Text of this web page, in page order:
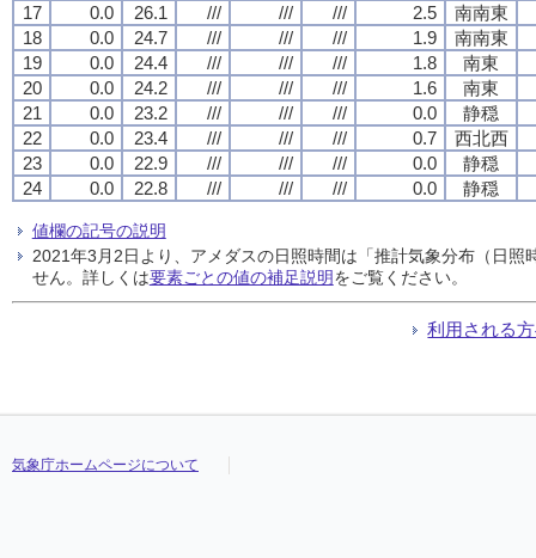
17
0.0 26.1 /// /// /// 2.5
南南東
18
0.0 24.7 /// /// /// 1.9
南南東
19
0.0 24.4 /// /// /// 1.8
南東
20
0.0 24.2 /// /// /// 1.6
南東
21
0.0 23.2 /// /// /// 0.0
静穏
22
0.0 23.4 /// /// /// 0.7
西北西
23
0.0 22.9 /// /// /// 0.0
静穏
24
0.0 22.8 /// /// /// 0.0 静穏
値欄の記号の説明
2021年3月2日より、アメダスの日照時間は「推計気象分布（日
せん。詳しくは要素ごとの値の補足説明をご覧ください。
利用される
気象庁ホームページについて